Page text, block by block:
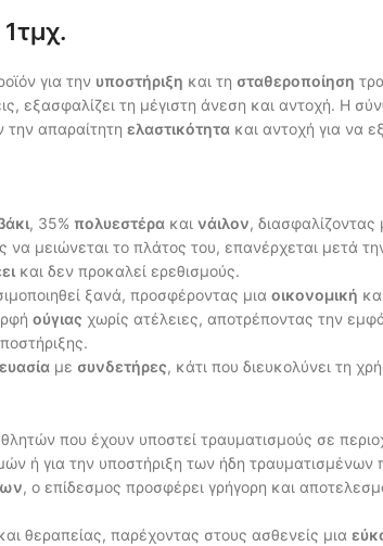
για την υποστήριξη και τη σταθεροποίηση
εξασφαλίζει τη μέγιστη άνεση και αντοχή. Η
απαραίτητη ελαστικότητα και αντοχή για να
, 35% πολυεστέρα και νάιλον,
να μειώνεται το πλάτος του, επανέρχεται μετά
και δεν προκαλεί ερεθισμούς.
ξανά, προσφέροντας μια οικονομική
ούγιας χωρίς ατέλειες, αποτρέποντας την
με συνδετήρες, κάτι που διευκολύνει τη
που έχουν υποστεί τραυματισμούς σε
ή για την υποστήριξη των ήδη τραυματισμένων
, ο επίδεσμος προσφέρει γρήγορη και
θεραπείας, παρέχοντας στους ασθενείς μια